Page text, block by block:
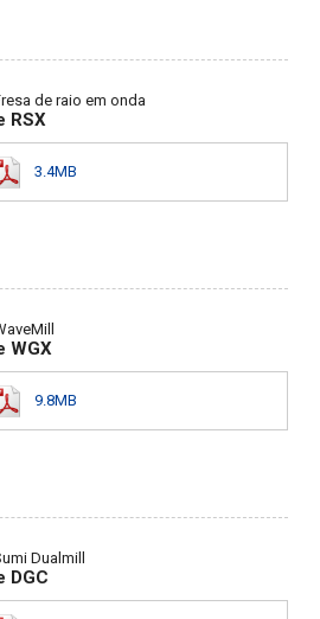
de raio em onda
RSX
3.4MB
WGX
9.8MB
Dualmill
DGC